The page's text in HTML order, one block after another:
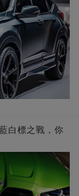
白標之戰，你